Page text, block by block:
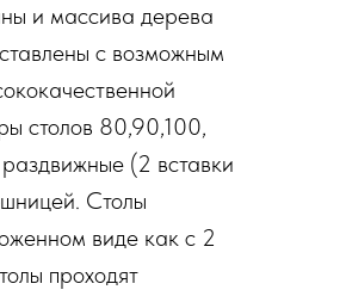
и массива дерева
с возможным
столов 80,90,100,
(2 вставки
Столы
виде как с 2
проходят